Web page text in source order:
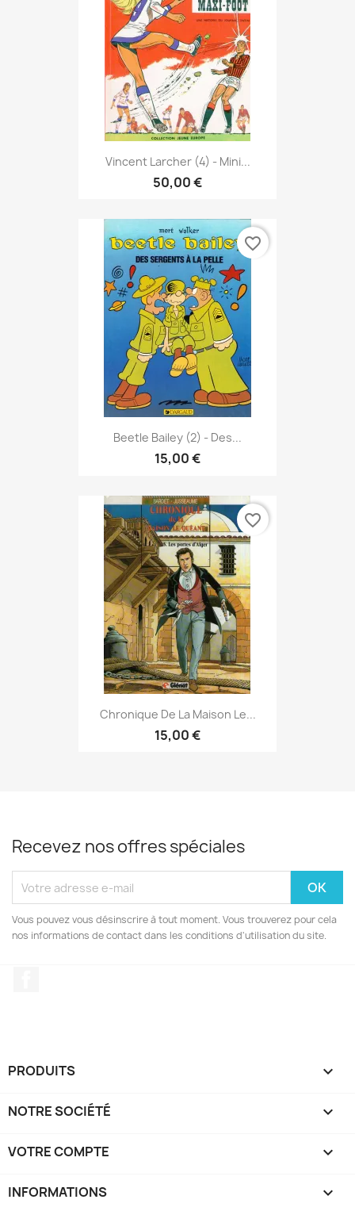
Vincent Larcher (4) - Mini...
50,00 €
Beetle Bailey (2) - Des...
15,00 €
favorite_border
Chronique De La Maison Le...
15,00 €
favorite_border
Recevez nos offres spéciales
Vous pouvez vous désinscrire à tout moment. Vous trouverez pour cela
nos informations de contact dans les conditions d'utilisation du site.
PRODUITS 
NOTRE SOCIÉTÉ 
VOTRE COMPTE 
INFORMATIONS keyboard_arrow_down